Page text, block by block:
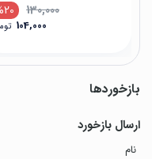
130,000
104,000
بازخوردها
ارسال بازخورد
نام